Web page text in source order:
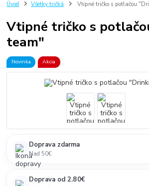
Úvod Všetky tričká Vtipné tričko s potlačou
Vtipné tričko s
team"
Novinka Akcia
Doprava zdarma
Nad 50€
Doprava od 2.80€